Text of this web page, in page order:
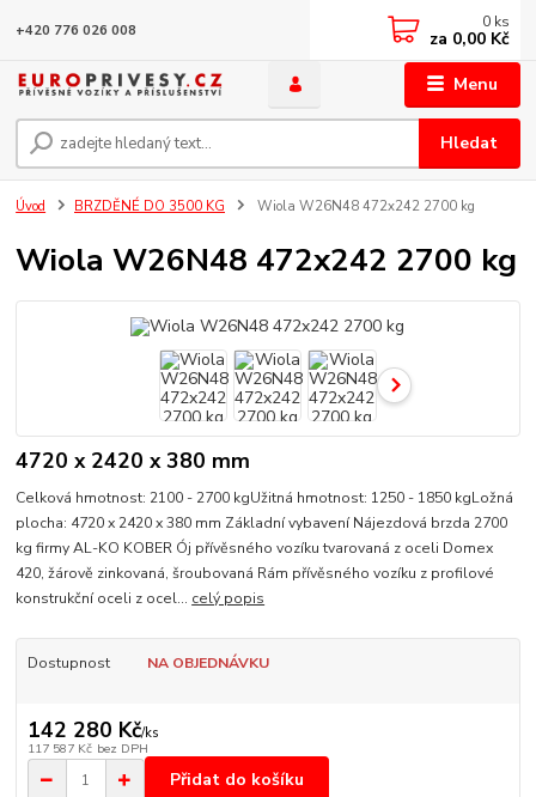
Menu
Hledat
+420 776 026 008 0 ks
za 0,00 Kč
Úvod BRZDĚNÉ DO 3500 KG Wiola W26N48 472x242 2700 kg
Wiola W26N48 472x242 2700 kg
4720 x 2420 x 380 mm
Celková hmotnost: 2100 - 2700 kgUžitná hmotnost: 1250 - 1850 kgLožná
plocha: 4720 x 2420 x 380 mm Základní vybavení Nájezdová brzda 2700
kg firmy AL-KO KOBER Ój přívěsného vozíku tvarovaná z oceli Domex
420, žárově zinkovaná, šroubovaná Rám přívěsného vozíku z profilové
konstrukční oceli z ocel... celý popis
Dostupnost NA OBJEDNÁVKU
142 280 Kč/ks
117 587 Kč bez DPH
Přidat do košíku